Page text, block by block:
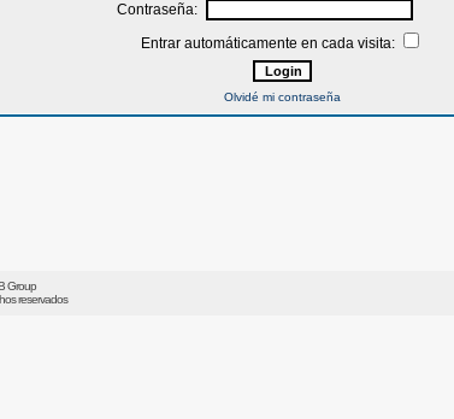
Contraseña:
Entrar automáticamente en cada visita:
Olvidé mi contraseña
Group
reservados